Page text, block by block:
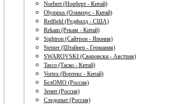
Norbert (Норберт - Китай)
Olympus (Олимпус - Китай)
Redfield (Редфилд - США)
Rekam (Рекам - Китай)
Sightron (Сайтрон - Япония)
Steiner (Штайнер - Германия)
SWAROVSKI (Сваровски - Австрия)
Tasco (Таско - Китай)
Vortex (Вортекс - Китай)
БелОМО (Россия)
Зенит (Россия)
Следопыт (Россия)